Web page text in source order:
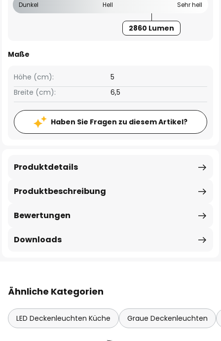
Dunkel Hell Sehr hell
2860 Lumen
Maße
Breite (cm): 6,5
Höhe (cm): 5
Haben Sie Fragen zu diesem Artikel?
Produktbeschreibung
Produktdetails
Bewertungen
Downloads
Ähnliche Kategorien
LED Deckenleuchten Küche Graue Deckenleuchten